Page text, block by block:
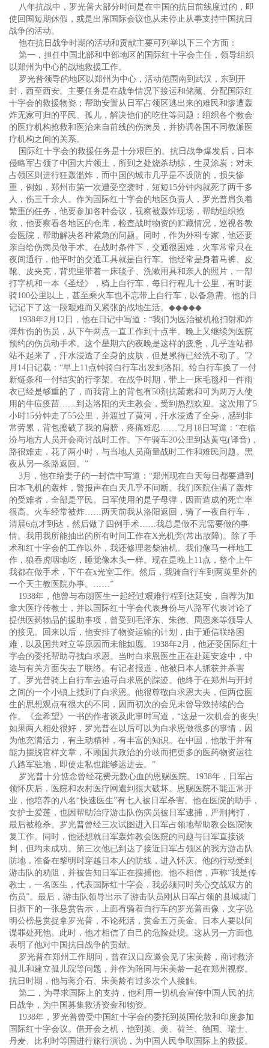
八年抗战中，罗光普大部分时间是在中国的抗日前线度过的，即
使回国短期休假，或是出席国际会议也从未停止从事支持中国抗日
战争的活动。
他在抗日战争时期的活动和贡献主要可列举以下三个方面：
第一，担任中国北部和中部地区的国际红十字会主任，领导组织
以郑州为中心的战地救援工作。
罗光普领导的地区以郑州为中心，活动范围南到武汉，东到开
封，西至西安。主要任务是在战争情况下接运和储藏、分配国际红
十字会的救援物资；帮助安置从日军占领区逃出来的难民和惨遭轰
炸无家可归的平民、孤儿，解决他们的吃住等问题；组织各个教会
的医疗机构抢救和医治来自前线的伤病员，并协调各国不同教派医
疗机构之间的关系。
国际红十字会的救援任务是十分艰巨的。抗日战争爆发后，日本
侵略军占领了中国大片领土，所到之处烧杀劫掠，生灵涂炭；对未
占领区则进行狂轰滥炸，而中国的城市几乎是不设防的，损失惨
重，例如，郑州市第一次遭受空袭时，短短15分钟内就死了两千多
人，伤三千余人。作为国际红十字会的地区负责人，罗光普肩负着
繁重的任务，他要参加各种会议，视察被轰炸现场，帮助组织抢
救，他要察看各地区的仓库，检查战时物资的贮藏情况，巡视各教
会医院，帮助解决各种紧急的问题。同时，作为外科专家，他还要
亲自给伤病员做手术。在战时条件下，交通很困难，火车常常只在
夜间通行，他平时的交通工具就是自行车。他经常是身着马裤、皮
靴、皮夹克，背兜里带着一床毯子、洗漱用具和亲人的照片，一部
打字机和一本《圣经》，骑上自行车，每日行程几十公里，有时要
骑100公里以上，甚至乘火车也不忘带上自行车，以备急需。他的日
记记下了这一段艰难而又紧张的战地生活。 ◆◆◆◆◆
1938年2月12日，他在日记中写道：“我们为医治被机枪扫射和炸
弹炸伤的伤员，从下午两点一直工作到十点半。晚上又继续为医院
预约的伤员动手术。这个星期六的夜晚是这样的疲惫，几乎连站都
站不起来了，汗水浸透了全身的皮肤，但是累得已经洗不动了。”2
月14日记载：“早上11点钟骑自行车出发到洛阳。给自行车换了一付
新链条和一付结实的行李架。在战争时期，带上一床毛毯和一件雨
衣已经是够重的了，而我背上的背包有50剂抗菌素和可为两万人使
用的牛痘疫苗……到达洛阳的天主教会，受到热烈欢迎。这次用了5
小时15分钟走了55公里，并渡过了黄河，汗水浸透了全身，感到非
常劳累，背包擦破了我的肩膀，疼痛难忍……”2月18日写道：“在临
汾与地方人员开会商讨战时工作。下午骑车20公里到达黄屯(译音)，
路很难走，花了两小时，与当地人员商量战时工作和难民问题。黑
夜从另一条路返回。”
3月，他在给妻子的一封信中写道：“郑州现在白天每日都要遭到
日本飞机的轰炸，警报声在白天几乎不间断。我们医院住满了轰炸
的受难者，全部是平民。日军使用的是子母弹，因而造成的死亡率
很高。火车经常被炸……两天前我从洛阳返回，骑了一夜自行车，
清晨6点才到达，然后做了四例手术……我总是做不完需要做的事
情。我用我所能抽出的所有时间工作在X光机旁(常出故障)。除了手
术和红十字会的工作以外，我还修理老柴油机。我们像马一样地工
作，狼吞虎咽地吃，睡觉像木头一样。现在是晚上11点，整个上午
我都在做手术，下午在x光室工作。然后，我骑自行车到两英里外的
一个天主教医院办事。……”
1938年，他曾与布朗医生一起经过艰难行程到达延安，自荐为加
拿大医疗传教士，并以国际红十字会代表身份与八路军代表讨论了
提供医药物品的援助事项，曾受到毛泽东、朱德、周恩来等领导人
的接见。回来以后，他安排了物资运输的计划，由于通信联络困
难，以及国共对立等原因而未能如愿。1938年2月，他还受国际红十
字会的委托帮助寻找白求恩。当时白求恩医生正在赴延安途中，中
途与有关方面失去了联络。有记者报道，他被日本人抓获并杀害
了。罗光普骑上自行车去追寻白求恩的踪迹。他终于在郑州与开封
之间的一个小镇上找到了白求恩。他很尊敬白求恩大夫，但两位医
生的思想观点有很大的不同，因而初次的会见未曾导致持续的合
作。《金希望》一书的作者谈及此事时写道，“这是一次机会的丧失!
如果两人相处很好，罗光普在以后可以为白求恩做很多的事情，因
为他充满活力，有主动精神，有丰富的知识。在中国，他敢于并有
能力摆脱官样文章，不顾国共政治的分歧而把更多的医药物资运往
八路军驻地，即使走私也能够运进去。”
罗光普十分惦念曾经花费无数心血的恩赐医院。1938年，日军占
领怀庆后，医院和农村医疗网遭到很大破坏。恩赐医院不能正常开
业，他培养的八名“快速医生”有七人被日军杀害。他在医院的助手，
女护士爱莲，也因帮助治疗游击队伤病员被日军逮捕，严刑拷打，
最后被枪杀。罗光普曾经三次试图进入日军占领地帮助教会医院恢
复工作。同时，他还想就日军轰炸教会医院的问题与日军直接谈
判，但均未成功。第三次他已到达了接近日军占领区的我方游击队
防地，准备在黎明时穿越日本人的防线，进入怀庆。他的行动受到
游击队的劝阻，并被告知日军正在搜捕他。他不相信，声称“我是传
教士，一名医生，代表国际红十字会，我必须同时关心交战双方的
伤员”。最后，游击队领导出示了游击队员刚从日军占领的县城城门
日撕下的一张悬赏告示，上面有骑着自行车的罗光普画像，文字说
明公榜悬赏捉拿罗光普，不论死活，赏金五万美金。日本人要以间
谍罪处死他。此时，他才相信了自己的危险处境。这从另一方面也
表明了他对中国抗日战争的贡献。
罗光普在郑州工作期间，曾在汉口应邀会见了宋美龄，商讨救济
孤儿和建立孤儿院等问题，并作为陪同与宋美龄一起在郑州视察。
抗日时期，他与蒋介石、宋美龄有过多次个人接触。
第二，为寻求国际上的支持，他利用一切机会宣传中国人民的抗
日战争，为中国募集救济资金和物资。
1938年，罗光普曾受中国红十字会的委托到英国伦敦和印度参加
国际红十字会议。借开会之机，他到英、美、荷兰、德国、瑞士、
丹麦、比利时等国进行旅行演说，为中国人民争取国际上的救援。